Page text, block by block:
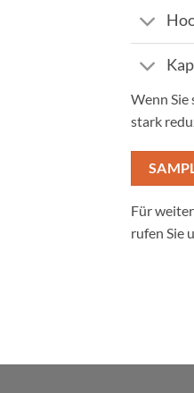
Wenn Sie
stark
Für
rufen Sie